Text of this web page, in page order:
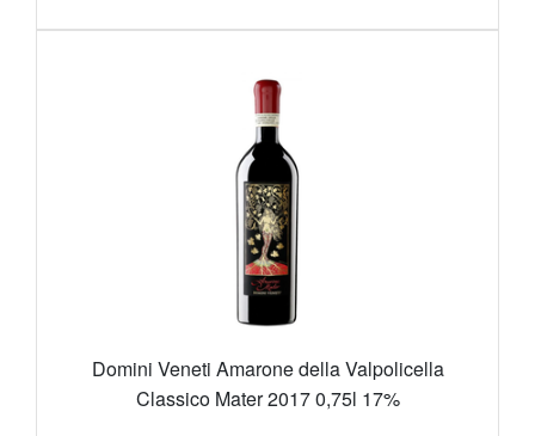
Domini Veneti Amarone della Valpolicella
Classico Mater 2017 0,75l 17%